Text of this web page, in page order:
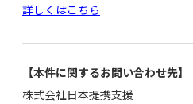
詳しくはこちら
【本件に関するお問い合わせ先】
株式会社日本提携支援